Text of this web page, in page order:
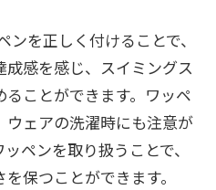
を正しく付けることで、
感を感じ、スイミングス
ことができます。ワッペ
ェアの洗濯時にも注意が
ペンを取り扱うことで、
保つことができます。